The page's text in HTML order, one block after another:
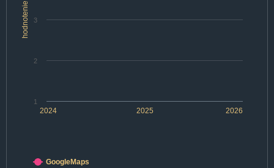
hodnotenie
2024 2025 2026
1
2
3
GoogleMaps